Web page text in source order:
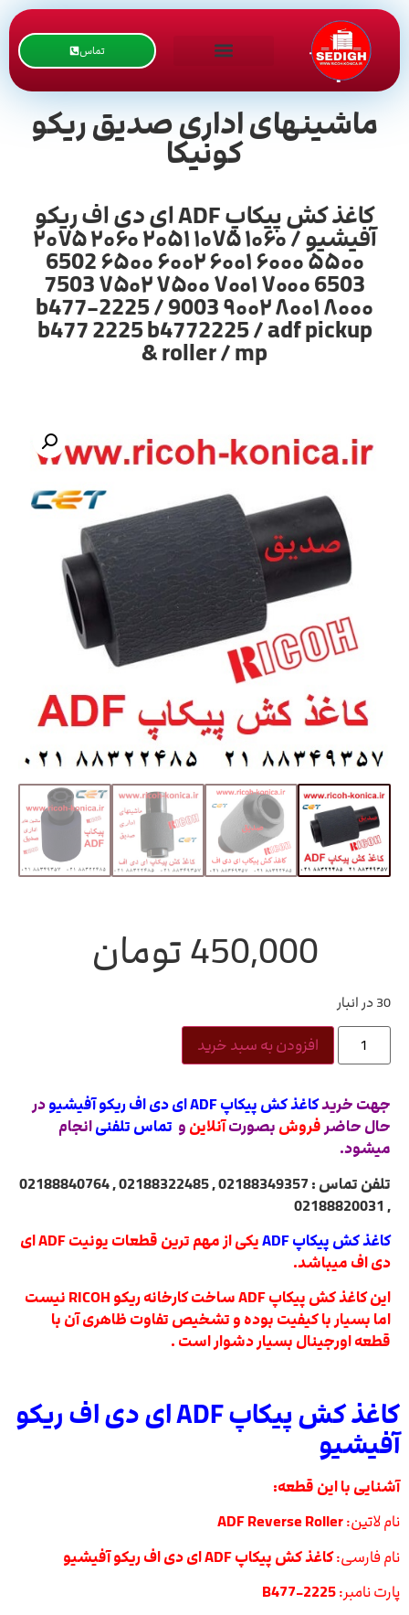
تماس
ماشینهای اداری صدیق ریکو
کونیکا
کاغذ کش پیکاپ ADF ای دی اف ریکو
آفیشیو / ۱۰۶۰ ۱۰۷۵ ۲۰۵۱ ۲۰۶۰ ۲۰۷۵
۵۵۰۰ ۶۰۰۰ ۶۰۰۱ ۶۰۰۲ ۶۵۰۰ 6502
6503 ۷۰۰۰ ۷۰۰۱ ۷۵۰۰ ۷۵۰۲ 7503
۸۰۰۰ ۸۰۰۱ ۹۰۰۲ 9003 / b477-2225
b477 2225 b4772225 / adf pickup
roller / mp &
450,000تومان
30 در انبار
افزودن به سبد خرید
جهت خریدکاغذ کش پیکاپ ADF ای دی اف ریکو آفیشیو
در
حال حاضرفروش بصورتآنلاین و تماس تلفنیانجام
میشود.
تلفن تماس : 02188349357 , 02188322485 , 02188840764
, 02188820031
کاغذ کش پیکاپ ADF
یکی از مهم ترین قطعات یونیت ADF ای
دی اف میباشد.
این کاغذ کش پیکاپ ADF ساخت کارخانه ریکو RICOH نیست
اما بسیار با کیفیت بوده و تشخیص تفاوت ظاهری آن با
قطعه اورجینال بسیار دشوار است .
کاغذ کش پیکاپ ADF ای دی اف ریکو
آفیشیو
آشنایی با این قطعه:
نام لاتین:
نام فارسی:کاغذ کش پیکاپ ADF ای دی اف ریکو آفیشیو
پارت نامبر:B477-2225